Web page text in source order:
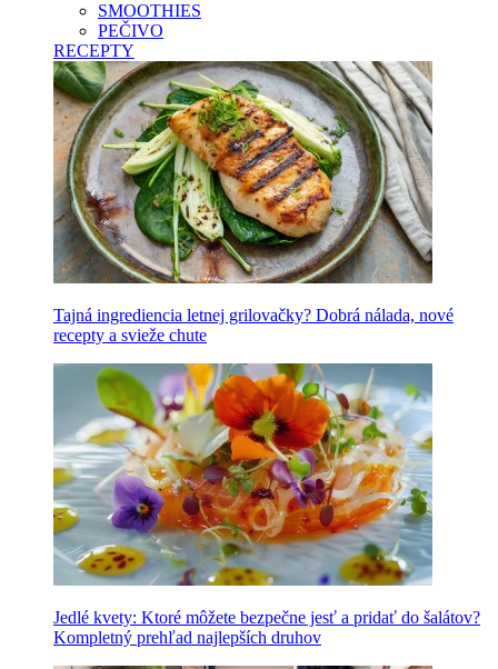
SMOOTHIES
PEČIVO
RECEPTY
Tajná ingrediencia letnej grilovačky? Dobrá nálada, nové
recepty a svieže chute
Jedlé kvety: Ktoré môžete bezpečne jesť a pridať do šalátov?
Kompletný prehľad najlepších druhov